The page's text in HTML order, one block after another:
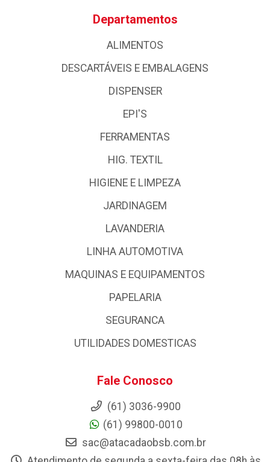
Departamentos
ALIMENTOS
DESCARTÁVEIS E EMBALAGENS
DISPENSER
EPI'S
FERRAMENTAS
HIG. TEXTIL
HIGIENE E LIMPEZA
JARDINAGEM
LAVANDERIA
LINHA AUTOMOTIVA
MAQUINAS E EQUIPAMENTOS
PAPELARIA
SEGURANCA
UTILIDADES DOMESTICAS
Fale Conosco
(61) 3036-9900
(61) 99800-0010
sac@atacadaobsb.com.br